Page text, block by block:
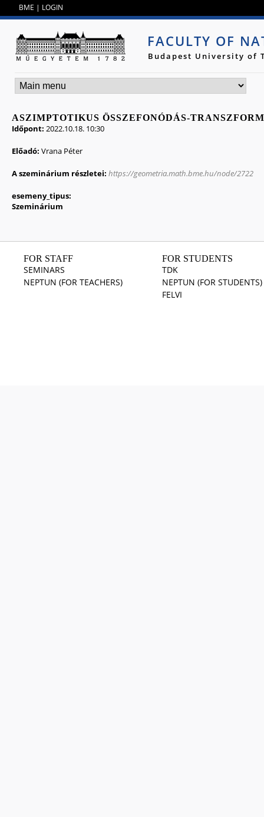
BME | LOGIN
FACULTY OF
Budapest University of
ASZIMPTOTIKUS ÖSSZEFONÓDÁS-
Időpont: 2022.10.18. 10:30
Előadó: Vrana Péter
A szeminárium részletei: https://geometria.math.bme.hu/node/2722
esemeny_tipus:
Szeminárium
FOR STAFF
SEMINARS
NEPTUN (FOR TEACHERS)
FOR STUDENTS
TDK
NEPTUN (FOR STUDENTS)
FELVI